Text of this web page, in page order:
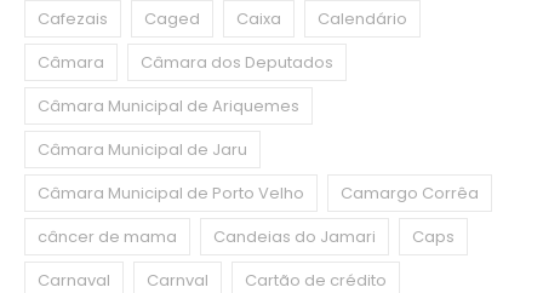
Cafezais
Caged Caixa
Calendário
Câmara
Câmara dos Deputados
Câmara Municipal de Ariquemes
Câmara Municipal de Jaru
Câmara Municipal de Porto Velho
Camargo Corrêa
câncer de mama
Candeias do Jamari
Caps
Carnaval
Carnval
Cartão de crédito